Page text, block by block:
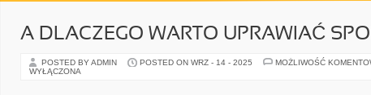
A DLACZEGO WARTO UPRAWIAĆ
POSTED BY ADMIN POSTED ON WRZ - 14 - 2025 MOŻLIWOŚĆ
WYŁĄCZONA